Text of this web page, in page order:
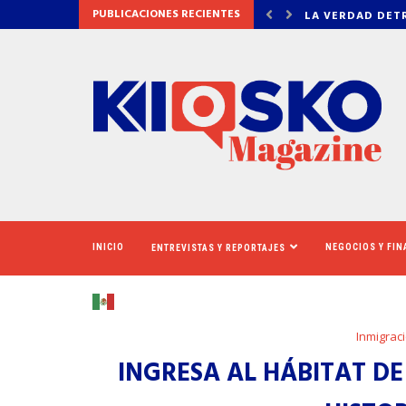
PUBLICACIONES RECIENTES
DE OZEMPIC NEWSOM
INICIO ENTREVISTAS Y REPORTAJES NEGOCIOS Y
INGRESA AL HÁBITAT